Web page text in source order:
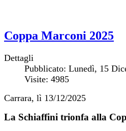
Coppa Marconi 2025
Dettagli
Pubblicato: Lunedì, 15
Visite: 4985
Carrara, lì 13/12/2025
La Schiaffini trionfa alla